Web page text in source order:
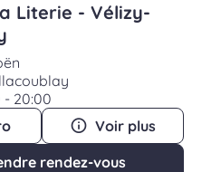
Literie - Vélizy-
- 20:00
Voir plus
rendez-vous